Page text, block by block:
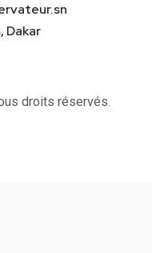
Dakar
droits réservés.